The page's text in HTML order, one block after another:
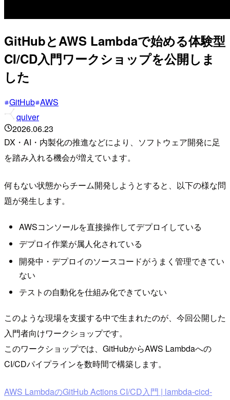
GitHubとAWS Lambdaで始める体験型
CI/CD入門ワークショップを公開しま
した
GitHub AWS
quiver
2026.06.23
DX・AI・内製化の推進などにより、ソフトウェア開発に足
を踏み入れる機会が増えています。
何もない状態からチーム開発しようとすると、以下の様な問
題が発生します。
AWSコンソールを直接操作してデプロイしている
デプロイ作業が属人化されている
開発中・デプロイのソースコードがうまく管理できてい
ない
テストの自動化を仕組み化できていない
このような現場を支援する中で生まれたのが、今回公開した
入門者向けワークショップです。
このワークショップでは、GitHubからAWS Lambdaへの
CI/CDパイプラインを数時間で構築します。
AWS LambdaのGitHub Actions CI/CD入門 | lambda-cicd-